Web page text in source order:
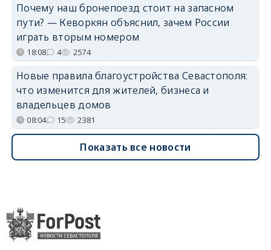
Почему наш бронепоезд стоит на запасном
пути? — Кеворкян объяснил, зачем России
играть вторым номером
18:08 4 2574
Новые правила благоустройства Севастополя:
что изменится для жителей, бизнеса и
владельцев домов
08:04 15 2381
Показать все новости